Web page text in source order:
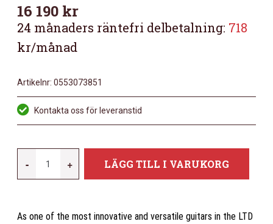
16 190 kr
24 månaders räntefri delbetalning: 718
kr/månad
Artikelnr: 0553073851
Kontakta oss för leveranstid
-
STBLK
+ LÄGG TILL I VARUKORG
As one of the most innovative and versatile guitars in the LTD